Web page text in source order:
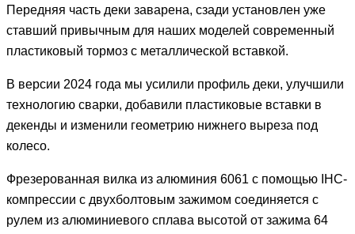
Передняя часть деки заварена, сзади установлен уже
ставший привычным для наших моделей современный
пластиковый тормоз с металлической вставкой.
В версии 2024 года мы усилили профиль деки, улучшили
технологию сварки, добавили пластиковые вставки в
декенды и изменили геометрию нижнего выреза под
колесо.
Фрезерованная вилка из алюминия 6061 с помощью IHC-
компрессии с двухболтовым зажимом соединяется с
рулем из алюминиевого сплава высотой от зажима 64